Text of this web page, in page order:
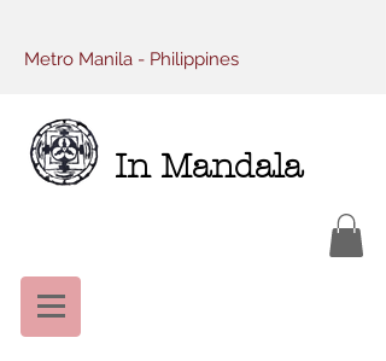
Metro Manila - Philippines
In Mandala